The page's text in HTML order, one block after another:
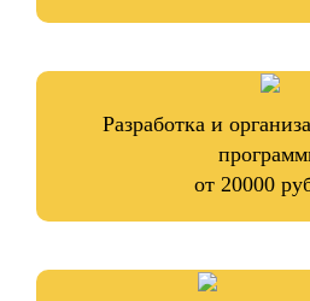
Разработка и
от 20000